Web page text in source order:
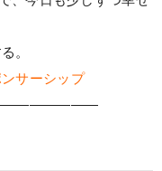
。
サーシップ